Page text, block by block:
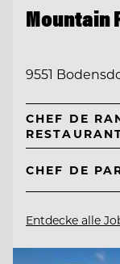
Mountain
9551
CHEF DE
CHEF DE
Entdecke alle